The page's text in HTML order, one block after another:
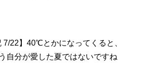
7/22】40℃とかになってくると、
自分が愛した夏ではないですね